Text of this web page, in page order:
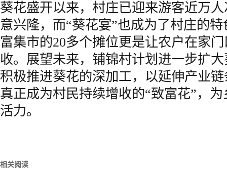
葵花盛开以来，村庄已迎来游客近万
意兴隆，而“葵花宴”也成为了村庄的
富集市的20多个摊位更是让农户在家
收。展望未来，铺锦村计划进一步扩
积极推进葵花的深加工，以延伸产业
真正成为村民持续增收的“致富花”，
活力。
相关阅读